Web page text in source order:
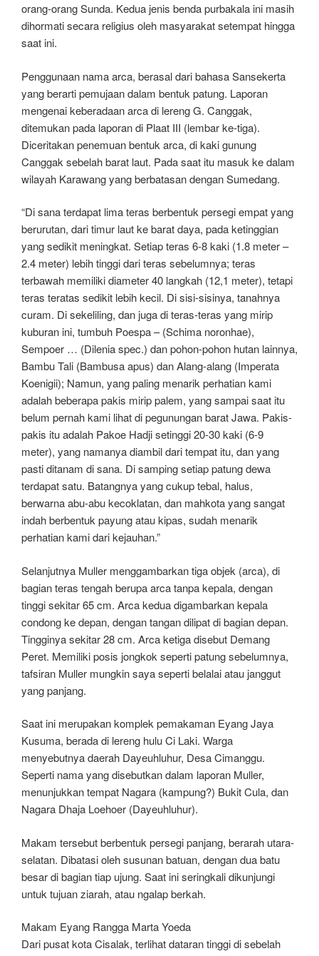
orang-orang Sunda. Kedua jenis benda purbakala ini masih
dihormati secara religius oleh masyarakat setempat hingga
saat ini.
Penggunaan nama arca, berasal dari bahasa Sansekerta
yang berarti pemujaan dalam bentuk patung. Laporan
mengenai keberadaan arca di lereng G. Canggak,
ditemukan pada laporan di Plaat III (lembar ke-tiga).
Diceritakan penemuan bentuk arca, di kaki gunung
Canggak sebelah barat laut. Pada saat itu masuk ke dalam
wilayah Karawang yang berbatasan dengan Sumedang.
“Di sana terdapat lima teras berbentuk persegi empat yang
berurutan, dari timur laut ke barat daya, pada ketinggian
yang sedikit meningkat. Setiap teras 6-8 kaki (1.8 meter –
2.4 meter) lebih tinggi dari teras sebelumnya; teras
terbawah memiliki diameter 40 langkah (12,1 meter), tetapi
teras teratas sedikit lebih kecil. Di sisi-sisinya, tanahnya
curam. Di sekeliling, dan juga di teras-teras yang mirip
kuburan ini, tumbuh Poespa – (Schima noronhae),
Sempoer … (Dilenia spec.) dan pohon-pohon hutan lainnya,
Bambu Tali (Bambusa apus) dan Alang-alang (Imperata
Koenigii); Namun, yang paling menarik perhatian kami
adalah beberapa pakis mirip palem, yang sampai saat itu
belum pernah kami lihat di pegunungan barat Jawa. Pakis-
pakis itu adalah Pakoe Hadji setinggi 20-30 kaki (6-9
meter), yang namanya diambil dari tempat itu, dan yang
pasti ditanam di sana. Di samping setiap patung dewa
terdapat satu. Batangnya yang cukup tebal, halus,
berwarna abu-abu kecoklatan, dan mahkota yang sangat
indah berbentuk payung atau kipas, sudah menarik
perhatian kami dari kejauhan.”
Selanjutnya Muller menggambarkan tiga objek (arca), di
bagian teras tengah berupa arca tanpa kepala, dengan
tinggi sekitar 65 cm. Arca kedua digambarkan kepala
condong ke depan, dengan tangan dilipat di bagian depan.
Tingginya sekitar 28 cm. Arca ketiga disebut Demang
Peret. Memiliki posis jongkok seperti patung sebelumnya,
tafsiran Muller mungkin saya seperti belalai atau janggut
yang panjang.
Saat ini merupakan komplek pemakaman Eyang Jaya
Kusuma, berada di lereng hulu Ci Laki. Warga
menyebutnya daerah Dayeuhluhur, Desa Cimanggu.
Seperti nama yang disebutkan dalam laporan Muller,
menunjukkan tempat Nagara (kampung?) Bukit Cula, dan
Nagara Dhaja Loehoer (Dayeuhluhur).
Makam tersebut berbentuk persegi panjang, berarah utara-
selatan. Dibatasi oleh susunan batuan, dengan dua batu
besar di bagian tiap ujung. Saat ini seringkali dikunjungi
untuk tujuan ziarah, atau ngalap berkah.
Makam Eyang Rangga Marta Yoeda
Dari pusat kota Cisalak, terlihat dataran tinggi di sebelah